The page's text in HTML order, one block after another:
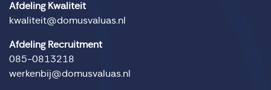
Afdeling Kwaliteit
kwaliteit@domusvaluas.nl
Afdeling Recruitment
085-0813218
werkenbij@domusvaluas.nl